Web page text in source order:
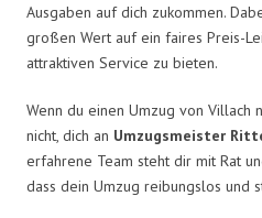
Ausgaben auf dich zukommen.
großen Wert auf ein faires Preis-
attraktiven Service zu bieten.
Wenn du einen Umzug von Villach
nicht, dich an Umzugsmeister
erfahrene Team steht dir mit Rat
dass dein Umzug reibungslos und